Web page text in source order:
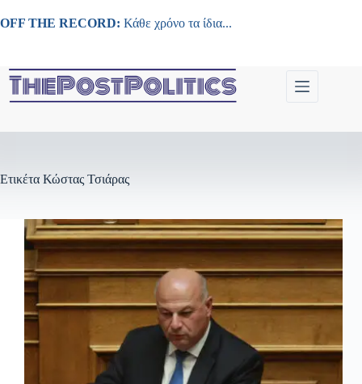
στο
OFF THE RECORD: Κάθε χρόνο τα ίδια...
Ετικέτα Κώστας Τσιάρας